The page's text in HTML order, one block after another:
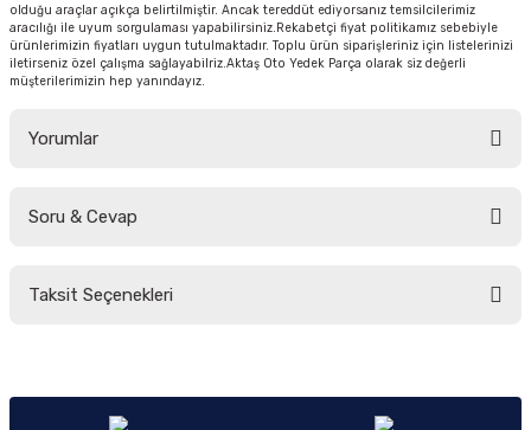
olduğu araçlar açıkça belirtilmiştir. Ancak tereddüt ediyorsanız temsilcilerimiz
aracılığı ile uyum sorgulaması yapabilirsiniz.Rekabetçi fiyat politikamız sebebiyle
ürünlerimizin fiyatları uygun tutulmaktadır. Toplu ürün siparişleriniz için listelerinizi
iletirseniz özel çalışma sağlayabilriz.Aktaş Oto Yedek Parça olarak siz değerli
müşterilerimizin hep yanındayız.
Yorumlar
Soru & Cevap
Taksit Seçenekleri